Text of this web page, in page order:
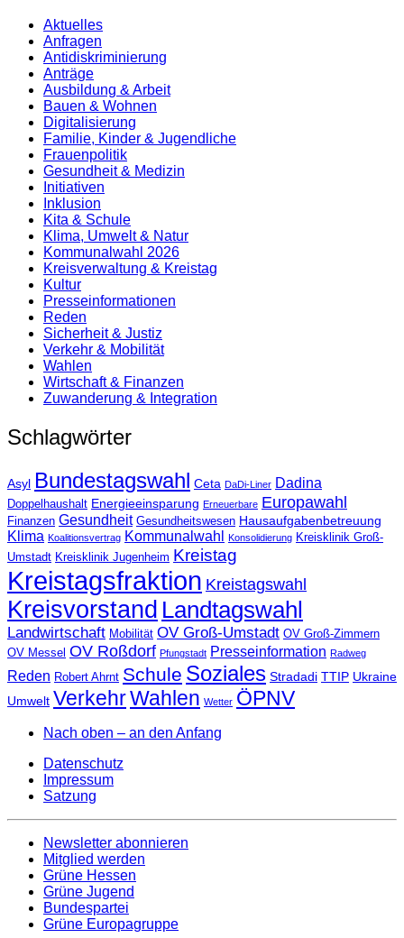
Aktuelles
Anfragen
Antidiskrimi­nierung
Anträge
Ausbildung & Arbeit
Bauen & Wohnen
Digitalisierung
Familie, Kinder & Jugendliche
Frauenpolitik
Gesundheit & Medizin
Initiativen
Inklusion
Kita & Schule
Klima, Umwelt & Natur
Kommunalwahl 2026
Kreisverwaltung & Kreistag
Kultur
Presse­informationen
Reden
Sicherheit & Justiz
Verkehr & Mobilität
Wahlen
Wirtschaft & Finanzen
Zuwanderung & Integration
Schlagwörter
Asyl Bundestagswahl Ceta DaDi-Liner Dadina
Doppelhaushalt Energieeinsparung Erneuerbare Europawahl
Finanzen Gesundheit Gesundheitswesen Hausaufgabenbetreuung
Klima Koalitionsvertrag Kommunalwahl Konsolidierung Kreisklinik Groß-
Umstadt Kreisklinik Jugenheim Kreistag
Kreistagsfraktion Kreistagswahl
Kreisvorstand Landtagswahl
Landwirtschaft Mobilität OV Groß-Umstadt OV Groß-Zimmern
OV Messel OV Roßdorf Pfungstadt Presseinformation Radweg
Reden Robert Ahrnt Schule Soziales Stradadi TTIP Ukraine
Umwelt VerkehrWahlen Wetter ÖPNV
Nach oben – an den Anfang
Datenschutz
Impressum
Satzung
Newsletter abonnieren
Mitglied werden
Grüne Hessen
Grüne Jugend
Bundespartei
Grüne Europagruppe